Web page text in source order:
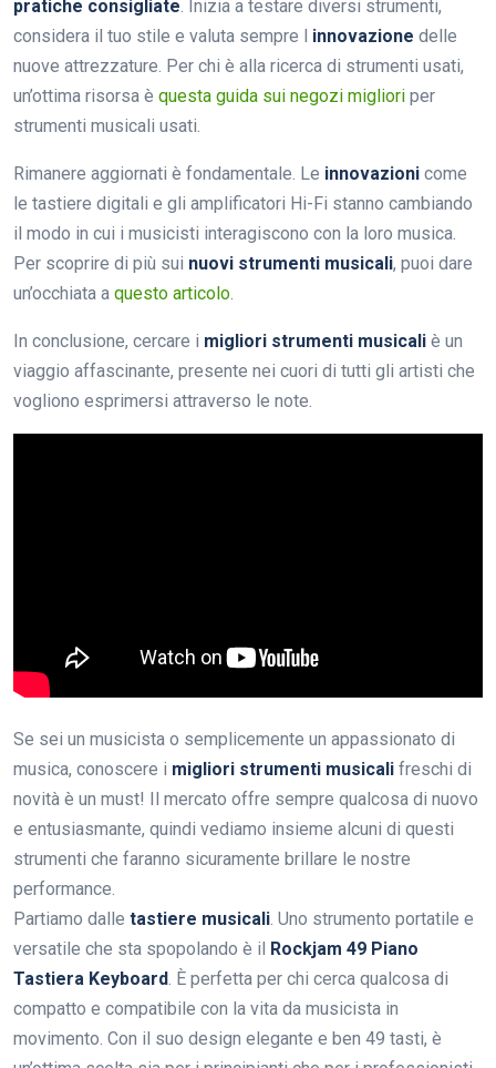
pratiche consigliate. Inizia a testare diversi strumenti,
considera il tuo stile e valuta sempre l innovazione delle
nuove attrezzature. Per chi è alla ricerca di strumenti usati,
un’ottima risorsa è questa guida sui negozi migliori per
strumenti musicali usati.
Rimanere aggiornati è fondamentale. Le innovazioni come
le tastiere digitali e gli amplificatori Hi-Fi stanno cambiando
il modo in cui i musicisti interagiscono con la loro musica.
Per scoprire di più sui nuovi strumenti musicali, puoi dare
un’occhiata a questo articolo.
In conclusione, cercare i migliori strumenti musicali è un
viaggio affascinante, presente nei cuori di tutti gli artisti che
vogliono esprimersi attraverso le note.
Se sei un musicista o semplicemente un appassionato di
musica, conoscere i migliori strumenti musicali freschi di
novità è un must! Il mercato offre sempre qualcosa di nuovo
e entusiasmante, quindi vediamo insieme alcuni di questi
strumenti che faranno sicuramente brillare le nostre
performance.
Partiamo dalle tastiere musicali. Uno strumento portatile e
versatile che sta spopolando è il
Rockjam 49 Piano
Tastiera Keyboard. È perfetta per chi cerca qualcosa di
compatto e compatibile con la vita da musicista in
movimento. Con il suo design elegante e ben 49 tasti, è